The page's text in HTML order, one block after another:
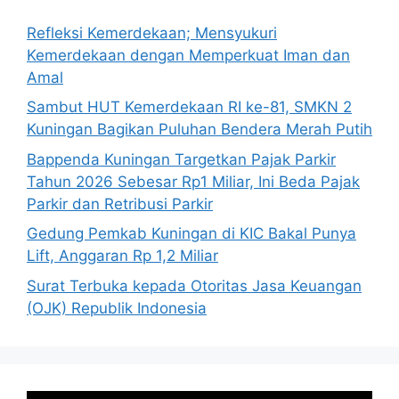
Refleksi Kemerdekaan; Mensyukuri
Kemerdekaan dengan Memperkuat Iman dan
Amal
Sambut HUT Kemerdekaan RI ke-81, SMKN 2
Kuningan Bagikan Puluhan Bendera Merah Putih
Bappenda Kuningan Targetkan Pajak Parkir
Tahun 2026 Sebesar Rp1 Miliar, Ini Beda Pajak
Parkir dan Retribusi Parkir
Gedung Pemkab Kuningan di KIC Bakal Punya
Lift, Anggaran Rp 1,2 Miliar
Surat Terbuka kepada Otoritas Jasa Keuangan
(OJK) Republik Indonesia